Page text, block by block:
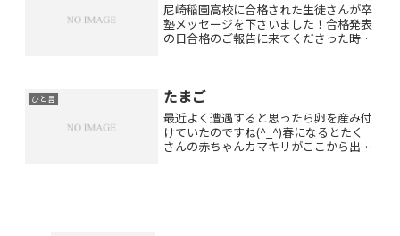
尼崎稲園高校に合格された生徒さんが卒
塾メッセージを下さいました！合格発表
の日合格のご報告に来てくださった時に
科合計300点ギ...
ひと言 たまご
最近よく遭遇すると思ったら卵を産み付
けていたのですね(^_^)春になるとたく
さんの赤ちゃんカマキリがここから出て